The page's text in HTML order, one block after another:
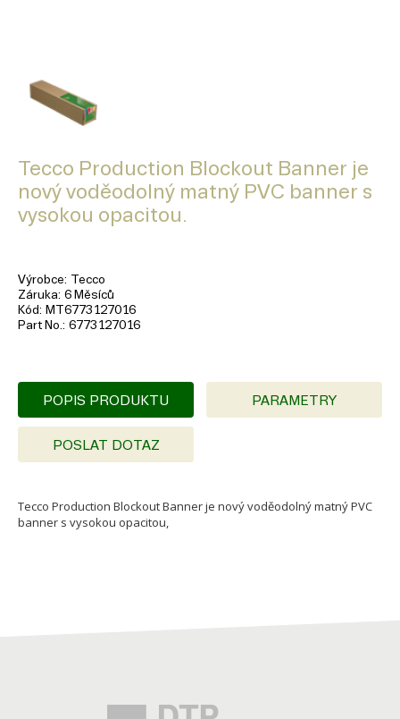
Tecco Production Blockout Banner je
nový voděodolný matný PVC banner s
vysokou opacitou.
Výrobce Tecco
Záruka 6 Měsíců
Kód
MT6773127016
Part No. 6773127016
POPIS PRODUKTU PARAMETRY
POSLAT DOTAZ
Tecco Production Blockout Banner je nový voděodolný matný PVC
banner s vysokou opacitou,